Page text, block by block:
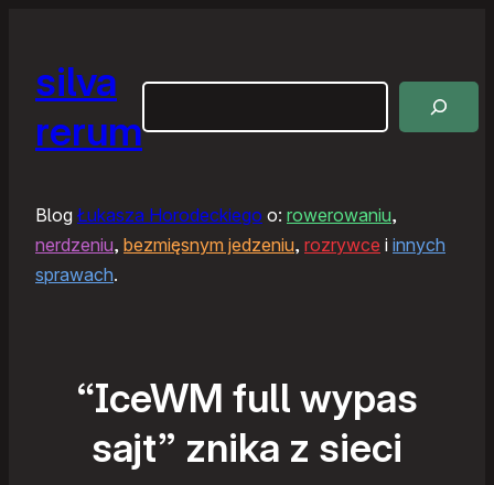
silva
rerum
Blog Łukasza Horodeckiego o: rowerowaniu,
nerdzeniu, bezmięsnym jedzeniu, rozrywce i innych
sprawach.
“IceWM full wypas
sajt” znika z sieci